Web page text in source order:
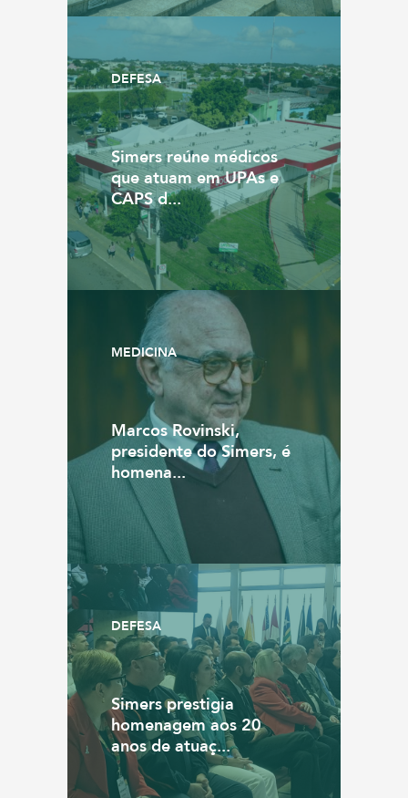
DEFESA
Simers reúne médicos
que atuam em UPAs e
CAPS d...
MEDICINA
Marcos Rovinski,
presidente do Simers, é
homena...
DEFESA
Simers prestigia
homenagem aos 20
anos de atuaç...